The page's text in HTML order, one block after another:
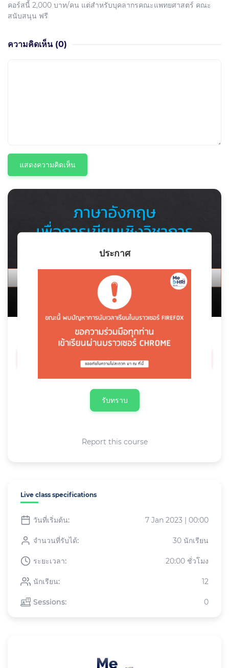
คอร์สนี้ 2,000 บาท/คน แต่สำหรับบุคลากรคณะแพทยศาสตร์ คณะ
สนับสนุน ฟรี
ความคิดเห็น (0)
แสดงความคิดเห็น
ที่ชื่นชอบ
Report this course
Live class specifications
วันที่เริ่มต้น: 7 Jan 2023 | 00:00
จำนวนที่รับได้: 30 นักเรียน
ระยะเวลา: 20:00 ชั่วโมง
นักเรียน: 12
Sessions: 0
ประกาศ
รับทราบ